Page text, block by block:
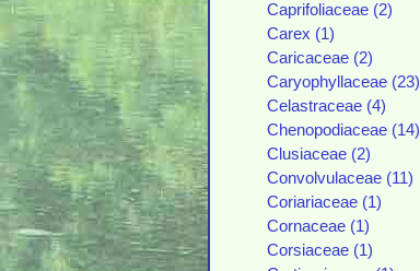
Caprifoliaceae (2)
Carex (1)
Caricaceae (2)
Caryophyllaceae (23)
Celastraceae (4)
Chenopodiaceae (14)
Clusiaceae (2)
Convolvulaceae (11)
Coriariaceae (1)
Cornaceae (1)
Corsiaceae (1)